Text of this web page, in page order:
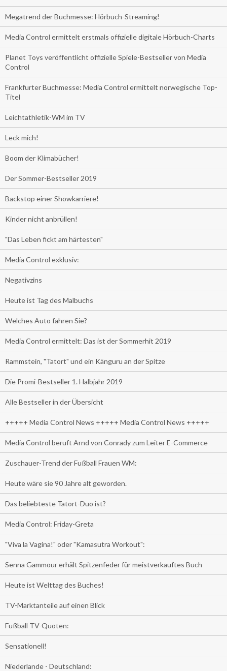
Megatrend der Buchmesse: Hörbuch-Streaming!
Media Control ermittelt erstmals offizielle digitale Hörbuch-Charts
Planet Toys veröffentlicht offizielle Spiele-Bestseller von Media
Control
Frankfurter Buchmesse: Media Control ermittelt norwegische Top-
Titel
Leichtathletik-WM im TV
Leck mich!
Boom der Klimabücher!
Der Sommer-Bestseller 2019
Backstop einer Showkarriere!
Kinder nicht anbrüllen!
"Das Leben fickt am härtesten"
Media Control exklusiv:
Negativzins
Heute ist Tag des Malbuchs
Welches Auto fahren Sie?
Media Control ermittelt: Das ist der Sommerhit 2019
Rammstein, "Tatort" und ein Känguru an der Spitze
Die Promi-Bestseller 1. Halbjahr 2019
Alle Bestseller in der Übersicht
+++++ Media Control News +++++ Media Control News +++++
Media Control beruft Arnd von Conrady zum Leiter E-Commerce
Zuschauer-Trend der Fußball Frauen WM:
Heute wäre sie 90 Jahre alt geworden.
Das beliebteste Tatort-Duo ist?
Media Control: Friday-Greta
"Viva la Vagina!" oder "Kamasutra Workout":
Senna Gammour erhält Spitzenfeder für meistverkauftes Buch
Heute ist Welttag des Buches!
TV-Marktanteile auf einen Blick
Fußball TV-Quoten:
Sensationell!
Niederlande - Deutschland: